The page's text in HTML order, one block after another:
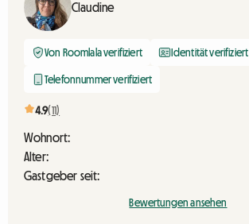
Claudine
Von Roomlala verifiziert Identität verifiziert
Telefonnummer verifiziert
4.9(11)
Wohnort:
Alter:
Gastgeber seit:
Bewertungen ansehen